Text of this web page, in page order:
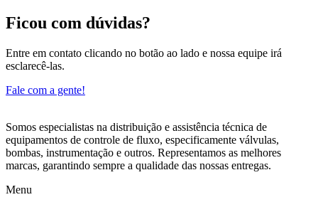
Ficou com dúvidas?
Entre em contato clicando no botão ao lado e nossa equipe irá
esclarecê-las.
Fale com a gente!
Somos especialistas na distribuição e assistência técnica de
equipamentos de controle de fluxo, especificamente válvulas,
bombas, instrumentação e outros. Representamos as melhores
marcas, garantindo sempre a qualidade das nossas entregas.
Menu